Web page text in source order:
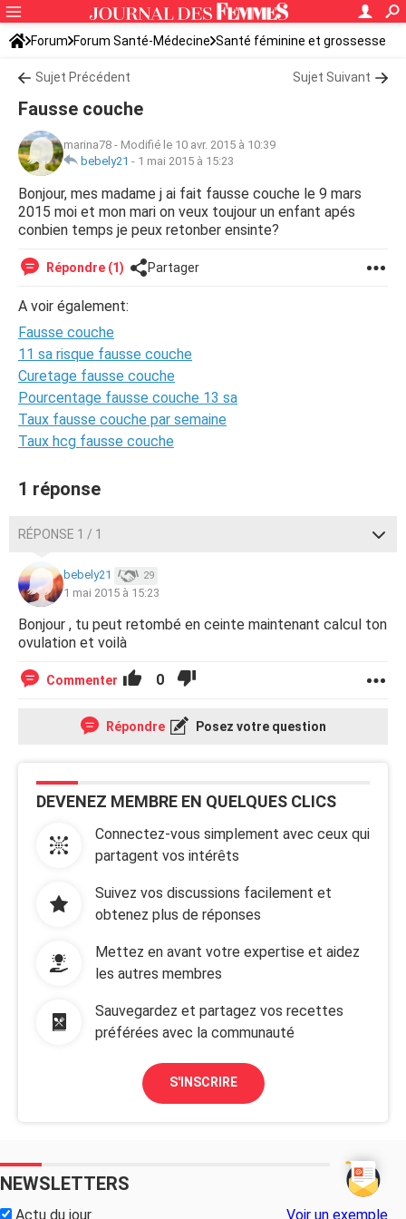
Forum Forum Santé-Médecine Santé féminine et grossesse
Tomber enceinte
Sujet Précédent Sujet Suivant
Fausse couche
marina78 - Modifié le 10 avr. 2015 à 10:39
bebely21 - 1 mai 2015 à 15:23
Bonjour, mes madame j ai fait fausse couche le 9 mars
2015 moi et mon mari on veux toujour un enfant apés
conbien temps je peux retonber ensinte?
Répondre (1) Partager
A voir également:
Fausse couche
11 sa risque fausse couche
Curetage fausse couche
Pourcentage fausse couche 13 sa
Taux fausse couche par semaine
Taux hcg fausse couche
1 réponse
RÉPONSE 1 / 1
bebely21 29
1 mai 2015 à 15:23
Bonjour , tu peut retombé en ceinte maintenant calcul ton
ovulation et voilà
Commenter 0
Répondre Posez votre question
DEVENEZ MEMBRE EN QUELQUES CLICS
Connectez-vous simplement avec ceux qui
partagent vos intérêts
Suivez vos discussions facilement et
obtenez plus de réponses
Mettez en avant votre expertise et aidez
les autres membres
Sauvegardez et partagez vos recettes
préférées avec la communauté
S'INSCRIRE
NEWSLETTERS
Actu du jour Voir un exemple